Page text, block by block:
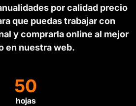
por calidad precio
que puedas trabajar con
y comprarla online al mejor
en nuestra web.
50
hojas